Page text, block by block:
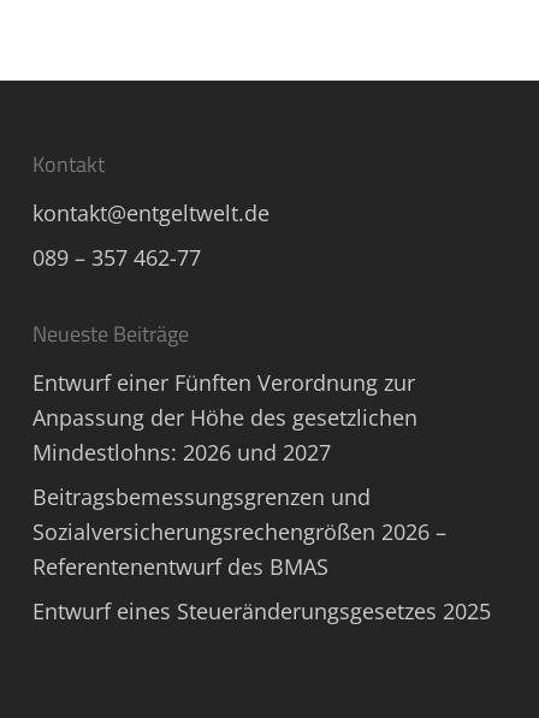
Kontakt
kontakt@entgeltwelt.de
089 – 357 462-77
Neueste Beiträge
Entwurf einer Fünften Verordnung zur
Anpassung der Höhe des gesetzlichen
Mindestlohns: 2026 und 2027
Beitragsbemessungsgrenzen und
Sozialversicherungsrechengrößen 2026 –
Referentenentwurf des BMAS
Entwurf eines Steueränderungsgesetzes 2025